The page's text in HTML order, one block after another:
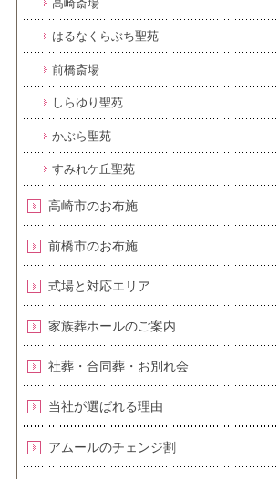
高崎斎場
はるなくらぶち聖苑
前橋斎場
しらゆり聖苑
かぶら聖苑
すみれケ丘聖苑
高崎市のお布施
前橋市のお布施
式場と対応エリア
家族葬ホールのご案内
社葬・合同葬・お別れ会
当社が選ばれる理由
アムールのチェンジ割